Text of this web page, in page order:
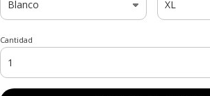
Cantidad